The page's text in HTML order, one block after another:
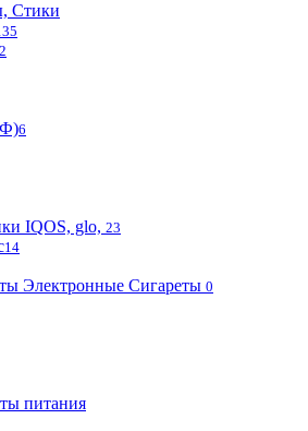
Стики
6
IQOS, glo, 23
14
Электронные Сигареты 0
питания